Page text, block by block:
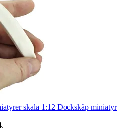
skala 1:12 Dockskåp miniatyr
.